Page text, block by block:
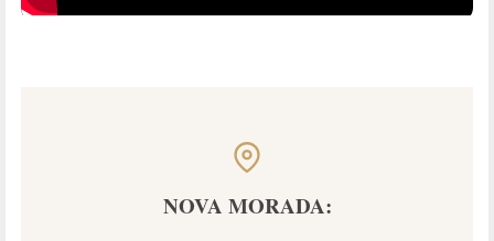
NOVA MORADA: